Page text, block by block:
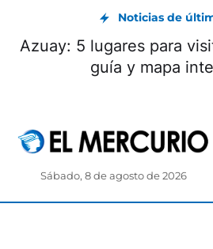
Noticias de
Azuay: 5 lugares para
guía y mapa
Sábado, 8 de agosto de 2026